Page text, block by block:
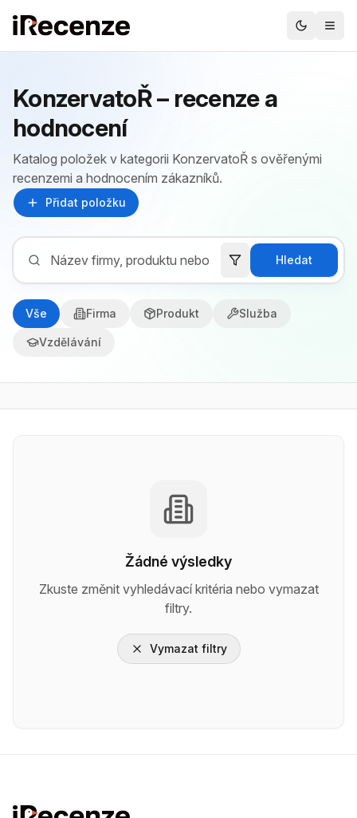
KonzervatoŘ – recenze a
hodnocení
Katalog položek v kategorii KonzervatoŘ s ověřenými
recenzemi a hodnocením zákazníků.
Přidat položku
Hledat
Vše Firma Produkt Služba
Vzdělávání
Žádné výsledky
Zkuste změnit vyhledávací kritéria nebo vymazat
filtry.
Vymazat filtry